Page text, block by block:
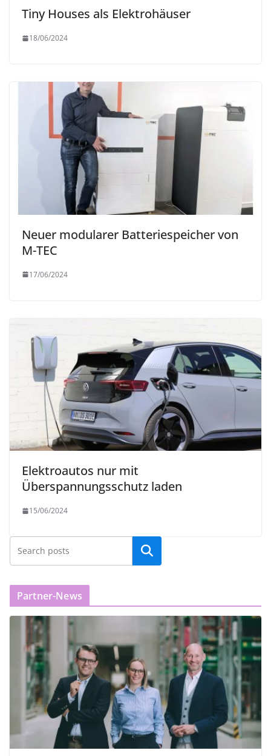
Tiny Houses als Elektrohäuser
18/06/2024
Neuer modularer Batteriespeicher von
M-TEC
17/06/2024
Elektroautos nur mit
Überspannungsschutz laden
15/06/2024
Partner-News